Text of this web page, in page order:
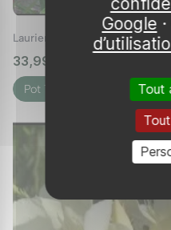
Laurier rose 'Margaritha'
33,99 €
Pot 7L
Google ·
Tout